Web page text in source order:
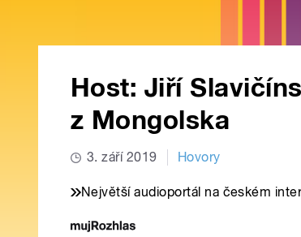
Host: Jiří
z Mongolska
3. září 2019 Hovory
Největší audioportál na českém